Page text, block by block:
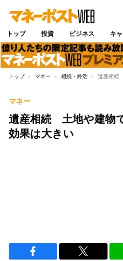
トップ 投資 ビジネス キ
トップ マネー 相続・終活 遺産相続
マネー
遺産相続 土地や建物
効果は大きい